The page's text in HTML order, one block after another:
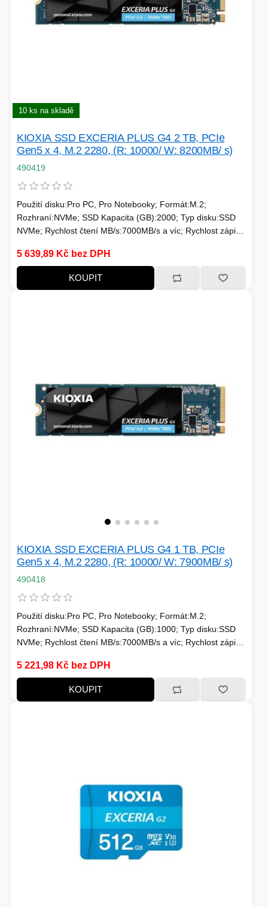
ALARMY A SETY
VOLNÝ ČAS
PRAČKY
PŘÍSLUŠENSTVÍ
10 ks na skladě
KIOXIA SSD EXCERIA PLUS G4 2 TB, PCIe
Gen5 x 4, M.2 2280, (R: 10000/ W: 8200MB/ s)
490419
Použití disku:Pro PC, Pro Notebooky; Formát:M.2;
Rozhraní:NVMe; SSD Kapacita (GB):2000; Typ disku:SSD
NVMe; Rychlost čtení MB/s:7000MB/s a víc; Rychlost zápisu
zápisu SSD v TB:Min. 1000 TBW
5 639,89 Kč bez DPH
KOUPIT
KIOXIA SSD EXCERIA PLUS G4 1 TB, PCIe
Gen5 x 4, M.2 2280, (R: 10000/ W: 7900MB/ s)
490418
Použití disku:Pro PC, Pro Notebooky; Formát:M.2;
Rozhraní:NVMe; SSD Kapacita (GB):1000; Typ disku:SSD
NVMe; Rychlost čtení MB/s:7000MB/s a víc; Rychlost zápisu
zápisu SSD v TB:Min. 600 TBW
5 221,98 Kč bez DPH
KOUPIT